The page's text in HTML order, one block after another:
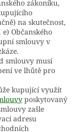
zákoníku,
na skutečnost,
Občanského
smlouvy v
smlouvy musí
ve lhůtě pro
kupující využít
poskytovaný
zašle
adresu